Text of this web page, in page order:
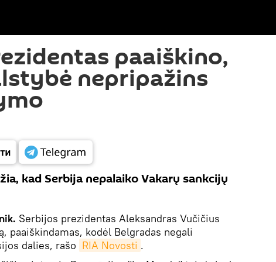
paaiškino,
nepripažins
kad Serbija nepalaiko Vakarų sankcijų
Serbijos prezidentas Aleksandras Vučičius
paaiškindamas, kodėl Belgradas negali
dalies, rašo RIA Novosti .